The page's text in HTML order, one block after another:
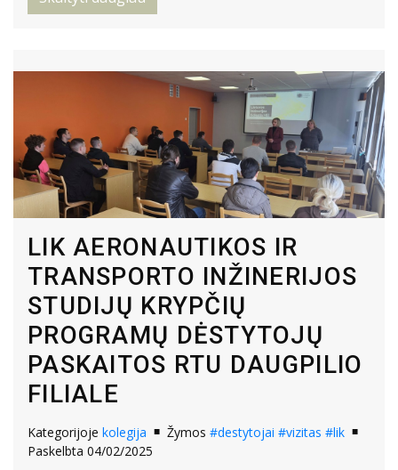
LIK AERONAUTIKOS IR
TRANSPORTO INŽINERIJOS
STUDIJŲ KRYPČIŲ
PROGRAMŲ DĖSTYTOJŲ
PASKAITOS RTU DAUGPILIO
FILIALE
Kategorijoje kolegija Žymos #destytojai #vizitas #lik
Paskelbta 04/02/2025